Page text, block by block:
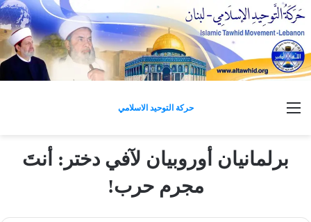
حركة التوحيد الاسلامي
برلمانيان أوروبيان لآفي دختر: أنتَ
مجرم حرب!